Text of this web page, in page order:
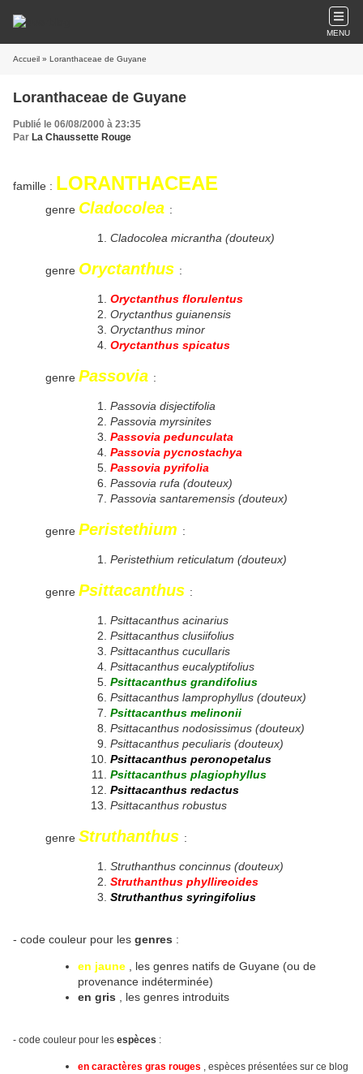
MENU
Accueil » Loranthaceae de Guyane
Loranthaceae de Guyane
Publié le 06/08/2000 à 23:35
Par La Chaussette Rouge
famille : LORANTHACEAE
genre Cladocolea :
Cladocolea micrantha (douteux)
genre Oryctanthus :
Oryctanthus florulentus
Oryctanthus guianensis
Oryctanthus minor
Oryctanthus spicatus
genre Passovia :
Passovia disjectifolia
Passovia myrsinites
Passovia pedunculata
Passovia pycnostachya
Passovia pyrifolia
Passovia rufa (douteux)
Passovia santaremensis (douteux)
genre Peristethium :
Peristethium reticulatum (douteux)
genre Psittacanthus :
Psittacanthus acinarius
Psittacanthus clusiifolius
Psittacanthus cucullaris
Psittacanthus eucalyptifolius
Psittacanthus grandifolius
Psittacanthus lamprophyllus (douteux)
Psittacanthus melinonii
Psittacanthus nodosissimus (douteux)
Psittacanthus peculiaris (douteux)
Psittacanthus peronopetalus
Psittacanthus plagiophyllus
Psittacanthus redactus
Psittacanthus robustus
genre Struthanthus :
Struthanthus concinnus (douteux)
Struthanthus phyllireoides
Struthanthus syringifolius
- code couleur pour les genres :
en jaune
, les genres natifs de Guyane (ou de
provenance indéterminée)
en gris
, les genres introduits
- code couleur pour les espèces :
en caractères gras rouges , espèces présentées sur ce blog